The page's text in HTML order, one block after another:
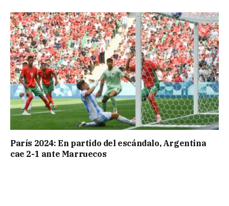
París 2024: En partido del escándalo, Argentina
cae 2-1 ante Marruecos